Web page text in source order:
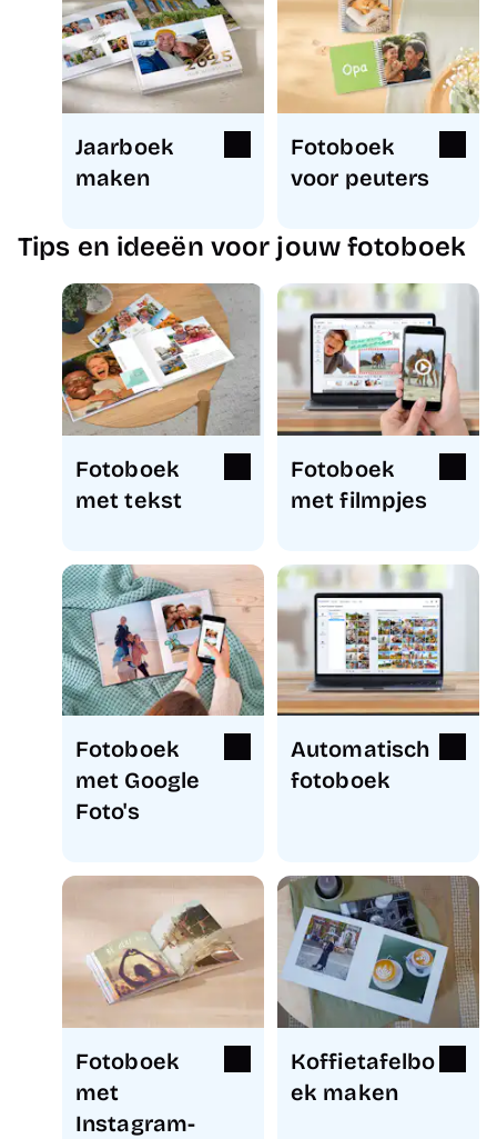
Jaarboek
maken
Fotoboek
voor peuters
Tips en ideeën voor jouw fotoboek
Fotoboek
met tekst
Fotoboek
met filmpjes
Fotoboek
met Google
Foto's
Automatisch
fotoboek
Fotoboek
met
Instagram-
Koffietafelbo
ek maken